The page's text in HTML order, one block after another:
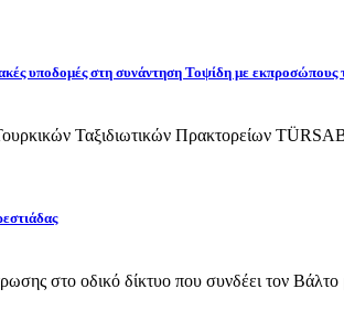
υποδομές στη συνάντηση Τοψίδη με
Ταξιδιωτικών Πρακτορείων TÜRSAB
στο οδικό δίκτυο που συνδέει τον